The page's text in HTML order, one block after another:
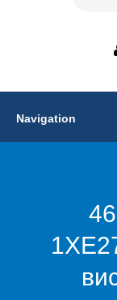
Navigation